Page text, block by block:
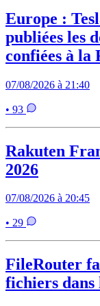
Europe :
publiées les
confiées à la
07/08/2026 à 21:40
• 93
Rakuten
2026
07/08/2026 à 20:45
• 29
FileRouter
fichiers dans